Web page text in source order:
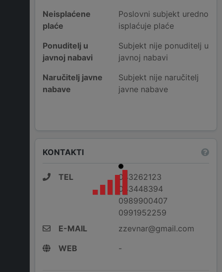
Neisplaćene
plaće
Poslovni subjekt uredno
isplaćuje plaće
Ponuditelj u
javnoj nabavi
Subjekt nije ponuditelj u
javnoj nabavi
Naručitelj javne
nabave
Subjekt nije naručitelj
javne nabave
KONTAKTI
TEL
043262123
043448394
0989900407
0991952259
E-MAIL
zzevnar@gmail.com
WEB
-